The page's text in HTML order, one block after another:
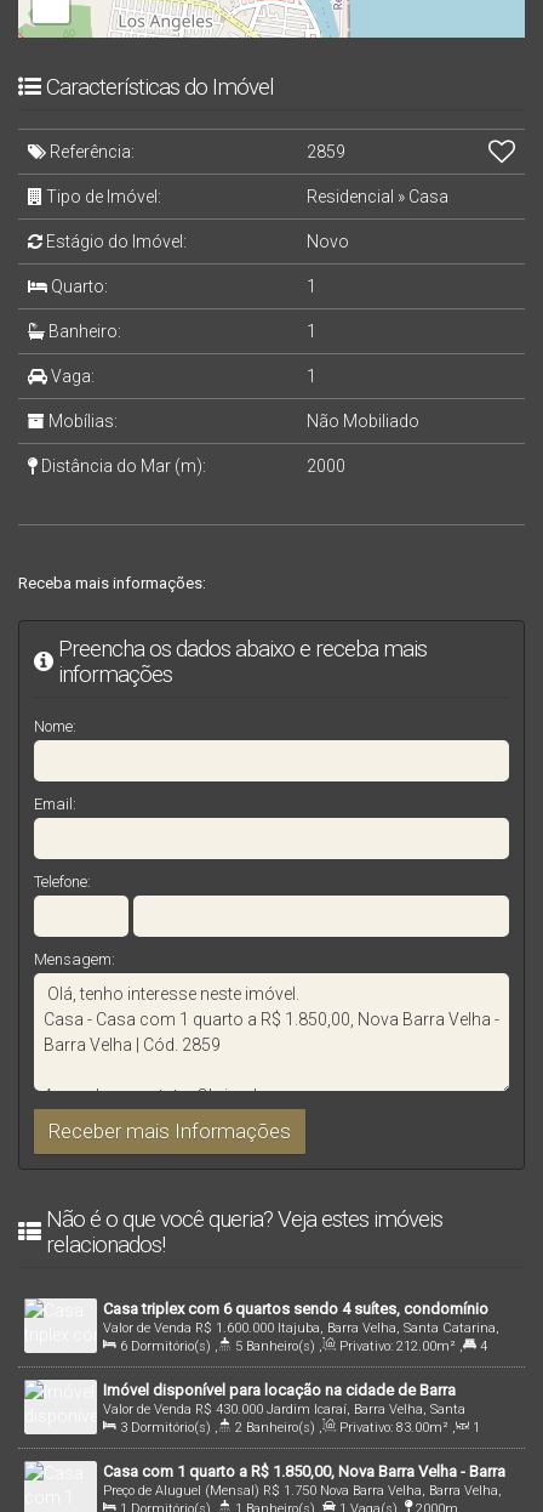
Características do Imóvel
Referência: 2859
Tipo de Imóvel: Residencial » Casa
Estágio do Imóvel: Novo
Quarto: 1
Banheiro: 1
Vaga: 1
Mobílias: Não Mobiliado
Distância do Mar (m): 2000
Receba mais informações:
Preencha os dados abaixo e receba mais
informações
Nome:
Email:
Telefone:
Mensagem:
Não é o que você queria? Veja estes imóveis
relacionados!
Casa triplex com 6 quartos sendo 4 suítes, condomínio
Graziela, Bairro Itajuba, Barra Velha
R$ 1.600.000
Valor de Venda
Itajuba, Barra Velha, Santa Catarina,
Brasil
6 Dormitório(s) , 5 Banheiro(s) , Privativo: 212.00m² ,
4
Suíte(s) , Total: 262.00m² , 2 Vaga(s) , 200mDistância do Mar ,
Útil: 212.00m²
Imóvel disponível para locação na cidade de Barra
Velha/SC!
R$ 430.000
Valor de Venda
Jardim Icaraí, Barra Velha, Santa
Catarina, Brasil
3 Dormitório(s) , 2 Banheiro(s) , Privativo: 83.00m² ,
1
Sala(s) , 1 Suíte(s) , 1 Vaga(s) , 400mDistância do Mar ,
Terreno: 166 .96m²
Casa com 1 quarto a R$ 1.850,00, Nova Barra Velha - Barra
Velha | Cód. 2858
R$ 1.750
Preço de Aluguel (Mensal)
Nova Barra Velha, Barra Velha,